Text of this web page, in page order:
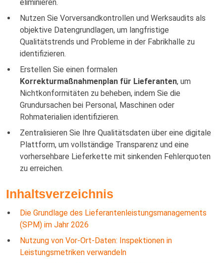
eliminieren.
Nutzen Sie Vorversandkontrollen und Werksaudits als
objektive Datengrundlagen, um langfristige
Qualitätstrends und Probleme in der Fabrikhalle zu
identifizieren.
Erstellen Sie einen formalen
Korrekturmaßnahmenplan für Lieferanten, um
Nichtkonformitäten zu beheben, indem Sie die
Grundursachen bei Personal, Maschinen oder
Rohmaterialien identifizieren.
Zentralisieren Sie Ihre Qualitätsdaten über eine digitale
Plattform, um vollständige Transparenz und eine
vorhersehbare Lieferkette mit sinkenden Fehlerquoten
zu erreichen.
Inhaltsverzeichnis
Die Grundlage des Lieferantenleistungsmanagements
(SPM) im Jahr 2026
Nutzung von Vor-Ort-Daten: Inspektionen in
Leistungsmetriken verwandeln